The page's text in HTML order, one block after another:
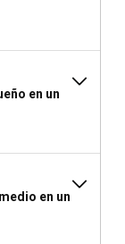
en un
en un